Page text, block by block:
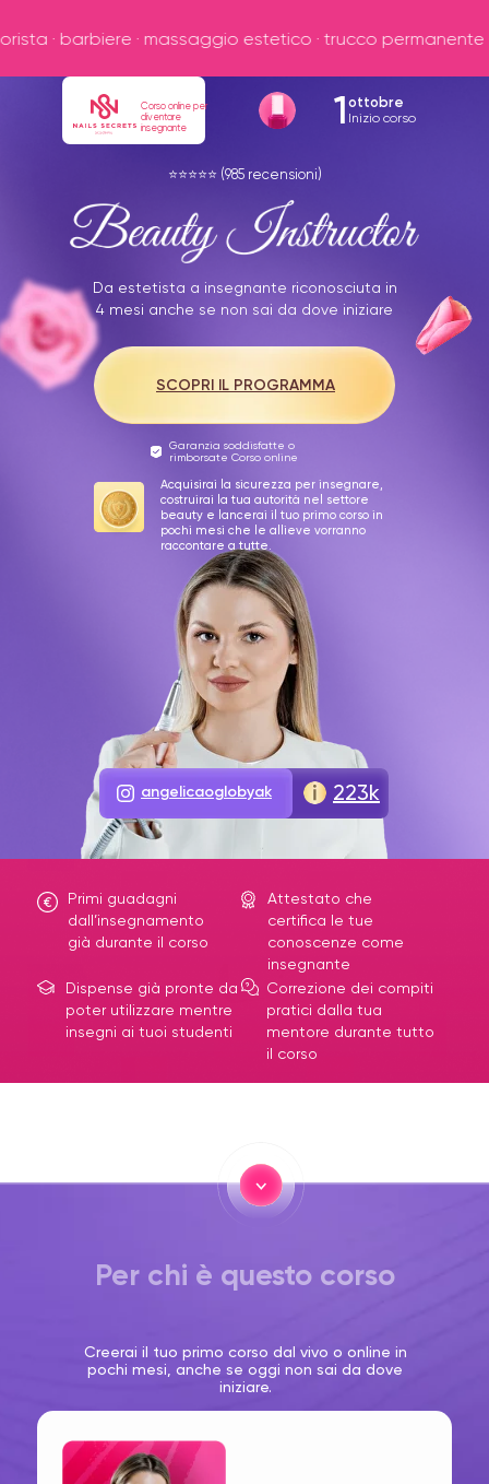
· trucco permanente · skincare specialist · hair
⭐️⭐️⭐️⭐️⭐️ (985 recensioni)
Da estetista a insegnante riconosciuta in
4 mesi anche se non sai da dove iniziare
Inizio corso
1 ottobre
Garanzia soddisfatte o
rimborsate Corso online
Corso online per
diventare
insegnante
SCOPRI IL PROGRAMMA
Acquisirai la sicurezza per insegnare,
costruirai la tua autorità nel settore
beauty e lancerai il tuo primo corso in
pochi mesi che le allieve vorranno
raccontare a tutte.
223k
angelicaoglobyak
Correzione dei compiti
pratici dalla tua
mentore durante tutto
il corso
Primi guadagni
dall’insegnamento
già durante il corso
Dispense già pronte da
poter utilizzare mentre
insegni ai tuoi studenti
Attestato che
certifica le tue
conoscenze come
insegnante
Per chi è questo corso
Creerai il tuo primo corso dal vivo o online in
pochi mesi, anche se oggi non sai da dove
iniziare.